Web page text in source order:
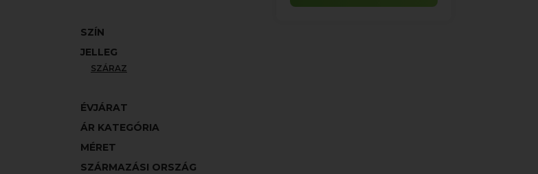
SZÍN
JELLEG
SZÁRAZ
ÉVJÁRAT
ÁR KATEGÓRIA
MÉRET
SZÁRMAZÁSI ORSZÁG